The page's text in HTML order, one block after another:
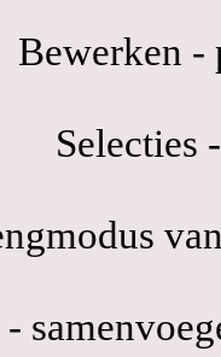
Bewerken -
Selecties